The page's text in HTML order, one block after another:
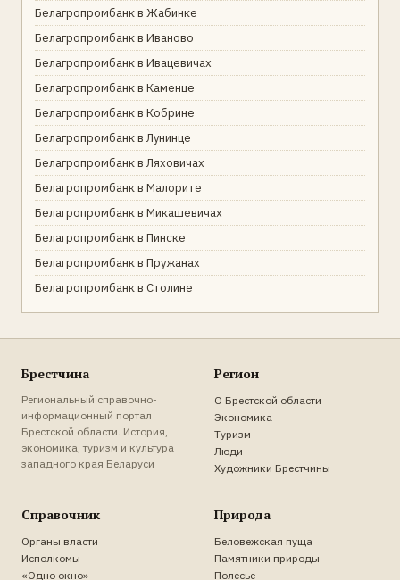
Белагропромбанк в Жабинке
Белагропромбанк в Иваново
Белагропромбанк в Ивацевичах
Белагропромбанк в Каменце
Белагропромбанк в Кобрине
Белагропромбанк в Лунинце
Белагропромбанк в Ляховичах
Белагропромбанк в Малорите
Белагропромбанк в Микашевичах
Белагропромбанк в Пинске
Белагропромбанк в Пружанах
Белагропромбанк в Столине
Брестчина
Региональный справочно-
информационный портал
Брестской области. История,
экономика, туризм и культура
западного края Беларуси
Регион
О Брестской области
Экономика
Туризм
Люди
Художники Брестчины
Справочник
Органы власти
Исполкомы
«Одно окно»
Природа
Беловежская пуща
Памятники природы
Полесье